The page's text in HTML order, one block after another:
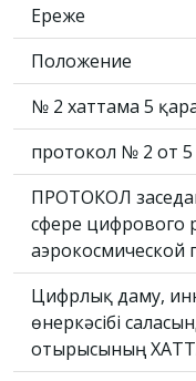
Ереже
Положение
№ 2 хаттама 5
протокол № 2 от 5
ПРОТОКОЛ
сфере цифрового
Цифрлық даму,
өнеркәсібі
отырысының